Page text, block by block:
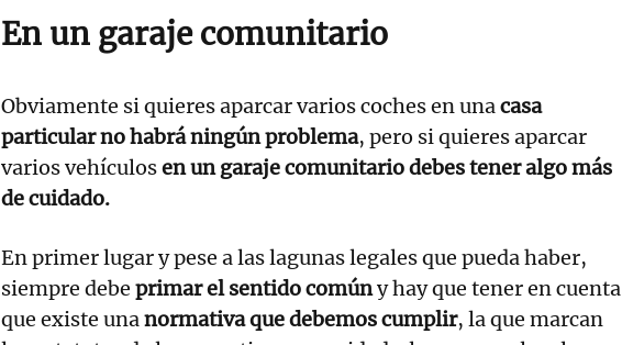
En un garaje comunitario
Obviamente si quieres aparcar varios coches en unacasa
particular no habrá ningún problema, pero si quieres aparcar
varios vehículosen un garaje comunitario debes tener algo más
de cuidado.
En primer lugar y pese a las lagunas legales que pueda haber,
siempre debe primar el sentido comúny hay que tener en cuenta
que existe unanormativa que debemos cumplir, la que marcan